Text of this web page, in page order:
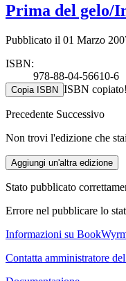
Prima del gelo/
Pubblicato il 01 Marzo
ISBN:
978-88-04-56610-6
Copia ISBN ISBN copiato!
Precedente Successivo
Non trovi l'edizione che
Aggiungi un'altra edizione
Stato pubblicato
Errore nel pubblicare lo
Informazioni su
Contatta amministratore